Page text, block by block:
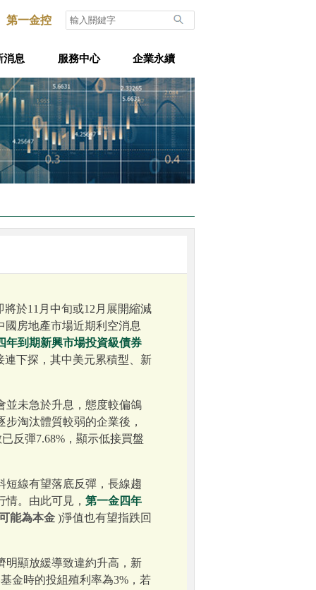
第一金控
消息 服務中心 企業永續
於11月中旬或12月展開縮減
國房地產市場近期利空消息
年到期新興市場投資級債券
下探，其中美元累積型、新
並未急於升息，態度較偏鴿
淘汰體質較弱的企業後，
反彈7.68%，顯示低接買盤
短線有望落底反彈，長線趨
。由此可見， 第一金四年
能為本金 )淨值也有望指跌回
明顯放緩導致違約升高，新
金時的投組殖利率為3%，若